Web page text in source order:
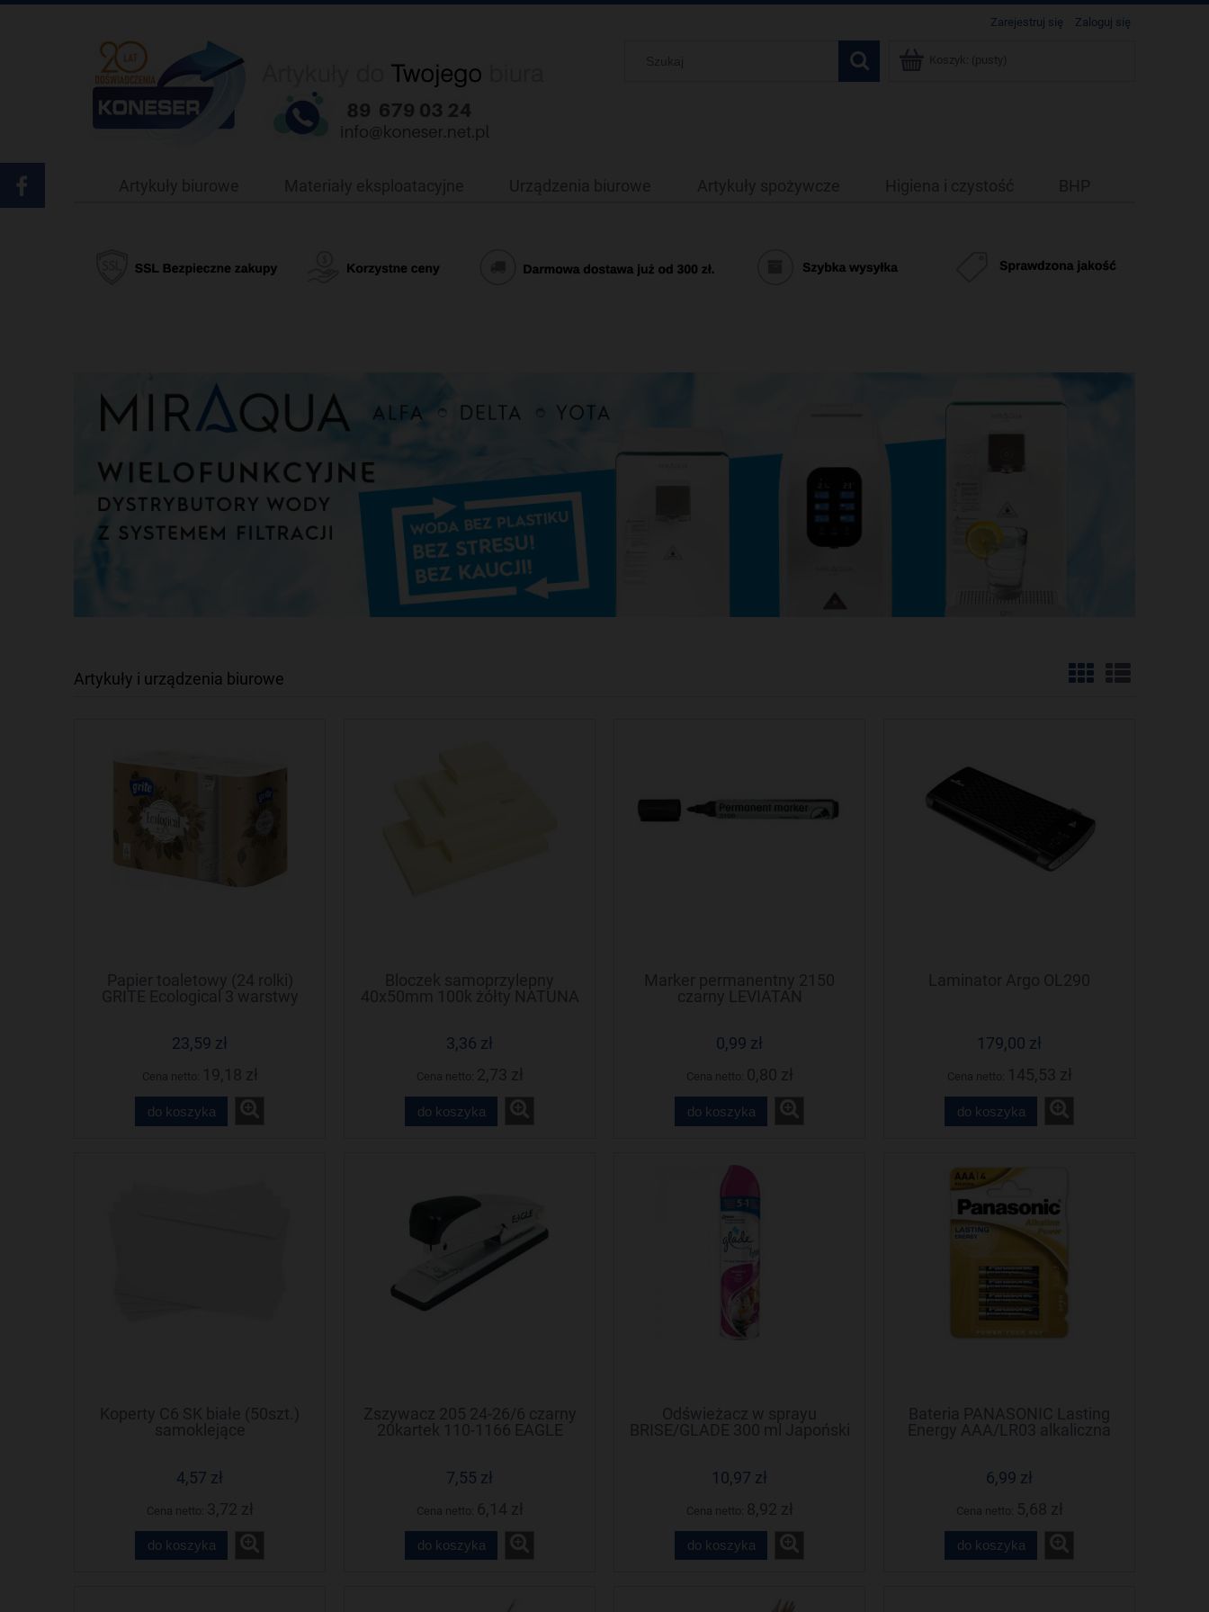
Zarejestruj się Zaloguj się
Koszyk: (pusty)
Artykuły biurowe Materiały eksploatacyjne Urządzenia biurowe Artykuły spożywcze Higiena i czystość BHP
Artykuły i urządzenia biurowe
Papier toaletowy (24 rolki)
GRITE Ecological 3 warstwy
23,59 zł
do koszyka
Bloczek samoprzylepny
40x50mm 100k żółty NATUNA
3,36 zł
do koszyka
Marker permanentny 2150
czarny LEVIATAN
0,99 zł
do koszyka
Laminator Argo OL290
179,00 zł
do koszyka
Koperty C6 SK białe (50szt.)
samoklejące
4,57 zł
do koszyka
Zszywacz 205 24-26/6 czarny
20kartek 110-1166 EAGLE
7,55 zł
do koszyka
Odświeżacz w sprayu
BRISE/GLADE 300 ml Japoński
10,97 zł
do koszyka
Bateria PANASONIC Lasting
Energy AAA/LR03 alkaliczna
6,99 zł
do koszyka